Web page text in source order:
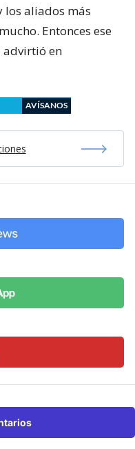
los aliados más
Entonces ese
advirtió en
AVÍSANOS